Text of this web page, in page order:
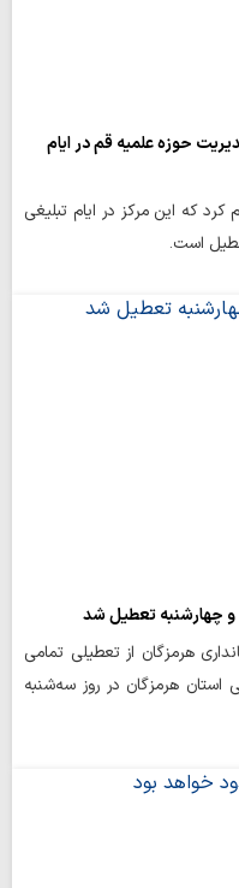
حوزه علمیه قم در ایام
که این مرکز در ایام تبلیغی
است.
و چهارشنبه تعطیل شد
هرمزگان از تعطیلی تمامی
استان هرمزگان در روز سه‌شنبه